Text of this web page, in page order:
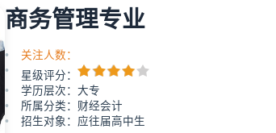
商务管理专业
关注人数：
星级评分：
学历层次：大专
所属分类：财经会计
招生对象：应往届高中生